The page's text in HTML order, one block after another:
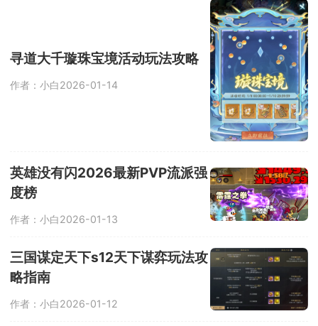
寻道大千璇珠宝境活动玩法攻略
作者：小白2026-01-14
英雄没有闪2026最新PVP流派强
度榜
作者：小白2026-01-13
三国谋定天下s12天下谋弈玩法攻
略指南
作者：小白2026-01-12